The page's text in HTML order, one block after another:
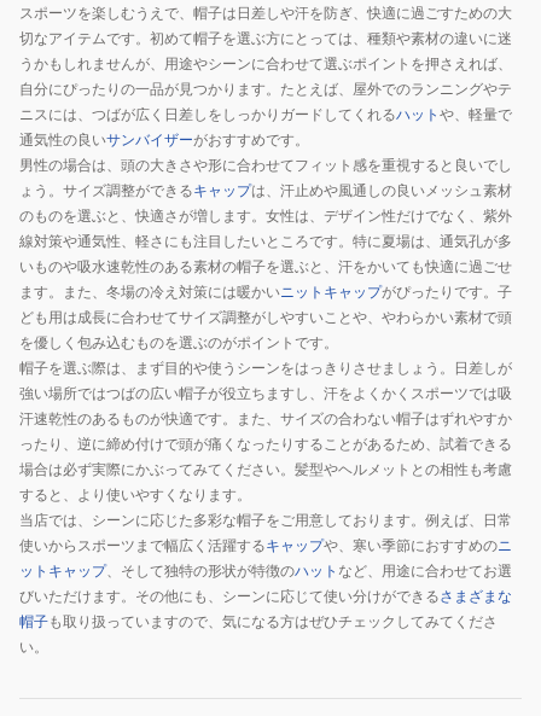
ャ
ッ
プ
スポーツを楽しむうえで、帽子は日差しや汗を防ぎ、快適に過ごすための大
切なアイテムです。初めて帽子を選ぶ方にとっては、種類や素材の違いに迷
うかもしれませんが、用途やシーンに合わせて選ぶポイントを押さえれば、
自分にぴったりの一品が見つかります。たとえば、屋外でのランニングやテ
ニスには、つばが広く日差しをしっかりガードしてくれるハット や、軽量で
通気性の良いサンバイザーがおすすめです。
男性の場合は、頭の大きさや形に合わせてフィット感を重視すると良いでし
ょう。サイズ調整ができるキャップは、汗止めや風通しの良いメッシュ素材
のものを選ぶと、快適さが増します。女性は、デザイン性だけでなく、紫外
線対策や通気性、軽さにも注目したいところです。特に夏場は、通気孔が多
いものや吸水速乾性のある素材の帽子を選ぶと、汗をかいても快適に過ごせ
ます。また、冬場の冷え対策には暖かいニットキャップがぴったりです。子
ども用は成長に合わせてサイズ調整がしやすいことや、やわらかい素材で頭
を優しく包み込むものを選ぶのがポイントです。
帽子を選ぶ際は、まず目的や使うシーンをはっきりさせましょう。日差しが
強い場所ではつばの広い帽子が役立ちますし、汗をよくかくスポーツでは吸
汗速乾性のあるものが快適です。また、サイズの合わない帽子はずれやすか
ったり、逆に締め付けで頭が痛くなったりすることがあるため、試着できる
場合は必ず実際にかぶってみてください。髪型やヘルメットとの相性も考慮
すると、より使いやすくなります。
当店では、シーンに応じた多彩な帽子をご用意しております。例えば、日常
使いからスポーツまで幅広く活躍するキャップや、寒い季節におすすめのニ
ットキャップ、そして独特の形状が特徴のハット など、用途に合わせてお選
びいただけます。その他にも、シーンに応じて使い分けができるさまざまな
帽子も取り扱っていますので、気になる方はぜひチェックしてみてくださ
い。